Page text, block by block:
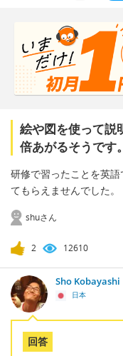
絵や図を使って説
倍あがるそうです
研修で習ったことを英
てもらえませんでした。
shuさん
2 12610
Sho Kobayashi
日本
回答